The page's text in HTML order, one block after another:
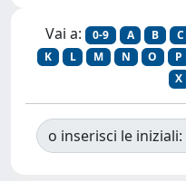
Vai a: 0-9 A B C
K
L M N O P
X
o inserisci le iniziali: